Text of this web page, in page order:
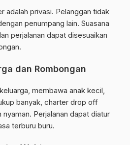
adalah privasi. Pelanggan tidak
penumpang lain. Suasana
perjalanan dapat disesuaikan
dan Rombongan
membawa anak kecil,
banyak, charter drop off
Perjalanan dapat diatur
terburu buru.